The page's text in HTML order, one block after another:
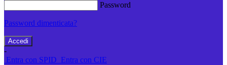
Password
Password dimenticata?
-
Entra con SPID Entra con CIE